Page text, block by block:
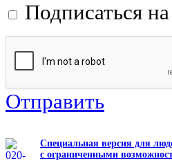
Подписаться
Отправить
Специальная версия для
с ограниченными